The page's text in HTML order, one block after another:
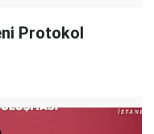
Protokol